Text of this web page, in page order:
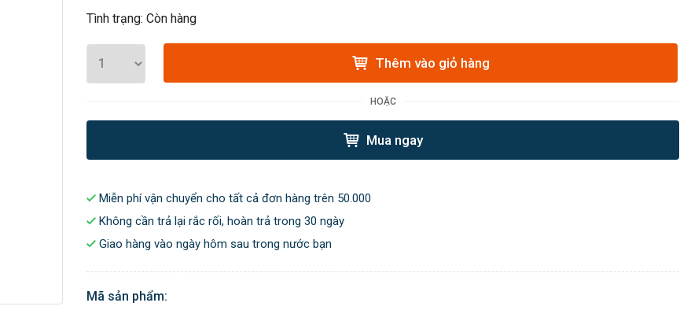
Tình trạng: Còn hàng
Thêm vào giỏ hàng
HOẶC
Mua ngay
Miễn phí vận chuyển cho tất cả đơn hàng trên 50.000
Không cần trả lại rắc rối, hoàn trả trong 30 ngày
Giao hàng vào ngày hôm sau trong nước bạn
Mã sản phẩm: